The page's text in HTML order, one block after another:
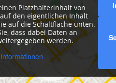
Platzhalterinhalt von
den eigentlichen Inhalt
auf die Schaltfläche unten.
dass dabei Daten an
werden.